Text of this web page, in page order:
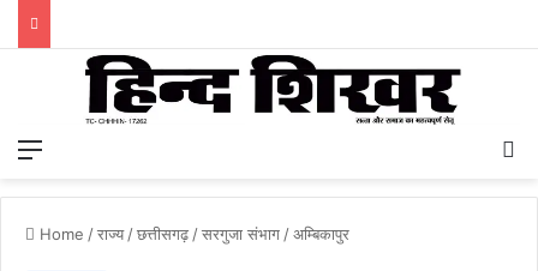
Home /राज्य/छत्तीसगढ़/सरगुजा संभाग/अम्बिकापुर